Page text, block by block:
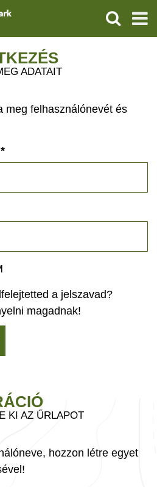
KERESÉS
ADATAIT
meg felhasználónevét és
*
a jelszavad?
magadnak!
KI AZ ŰRLAPOT
hozzon létre egyet